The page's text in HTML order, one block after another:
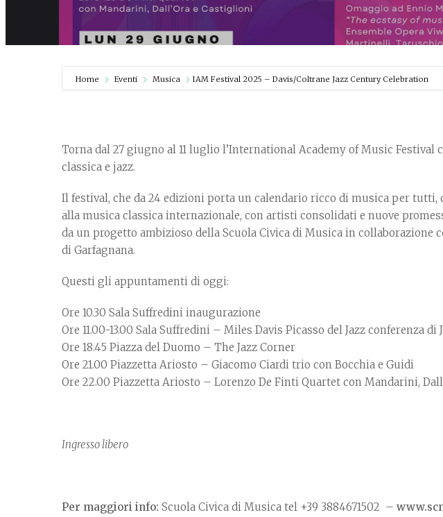
Home Eventi Musica IAM Festival 2025 – Davis/Coltrane Jazz Century Celebration
Torna dal 27 giugno al 11 luglio l’International Academy of Music Festival
classica e jazz.
Il festival, che da 24 edizioni porta un calendario ricco di musica per
alla musica classica internazionale, con artisti consolidati e nuove
da un progetto ambizioso della Scuola Civica di Musica in collaborazione
di Garfagnana.
Questi gli appuntamenti di oggi:
Ore 10.30 Sala Suffredini inaugurazione
Ore 11.00-13.00 Sala Suffredini – Miles Davis Picasso del Jazz conferenza di
Ore 18.45 Piazza del Duomo – The Jazz Corner
Ore 21.00 Piazzetta Ariosto – Giacomo Ciardi trio con Bocchia e Guidi
Ore 22.00 Piazzetta Ariosto – Lorenzo De Finti Quartet con Mandarini,
Ingresso libero
Per maggiori info: Scuola Civica di Musica tel +39 3884671502 –